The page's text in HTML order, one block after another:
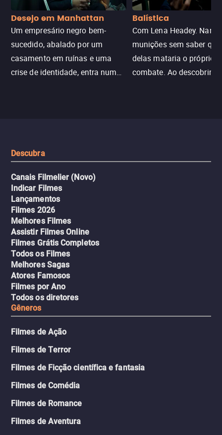
Desejo em Manhattan
Um empresário negro bem-
sucedido, abalado por um
casamento em ruínas e uma
crise de identidade, entra num
Balística
Com Lena Headey.
munições sem saber
delas mataria o próprio
combate. Ao descobrir a
Descubra
Canais Filmelier (Novo)
Indicar Filmes
Lançamentos
Filmes 2026
Melhores Filmes
Assistir Filmes Online
Filmes Grátis Completos
Todos os Filmes
Melhores Sagas
Atores Famosos
Filmes por Ano
Todos os diretores
Gêneros
Filmes de Ação
Filmes de Terror
Filmes de Ficção científica e fantasia
Filmes de Comédia
Filmes de Romance
Filmes de Aventura